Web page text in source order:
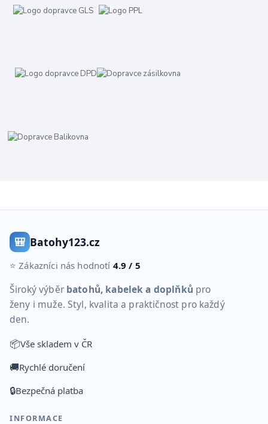
🎒 Batohy123.cz
⭐ Zákazníci nás hodnotí 4.9 / 5
Široký výběr batohů, kabelek a doplňků pro
ženy i muže. Styl, kvalita a praktičnost pro každý
den.
📦Vše skladem v ČR
🚚Rychlé doručení
🔒Bezpečná platba
INFORMACE